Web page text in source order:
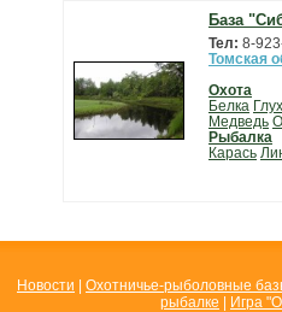
База
Тел: 8-
Томская
Охота
Белка
Медведь
Рыбалка
Карась
Новости
Охотничье-рыболовные
рыбалке
Игра